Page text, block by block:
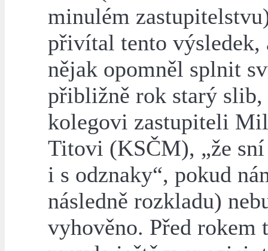
minulém
přivítal tento výsledek,
nějak opomněl splnit
přibližně rok starý slib,
kolegovi zastupiteli
Titovi (KSČM), „že
i s odznaky“, pokud
následně rozkladu)
vyhověno. Před rokem